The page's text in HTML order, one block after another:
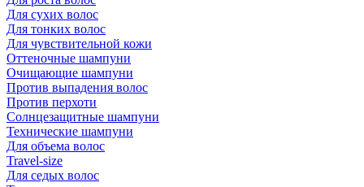
Для сухих волос
Для тонких волос
Для чувствительной кожи
Оттеночные шампуни
Очищающие шампуни
Против выпадения волос
Против перхоти
Солнцезащитные шампуни
Технические шампуни
Для объема волос
Travel-size
Для седых волос